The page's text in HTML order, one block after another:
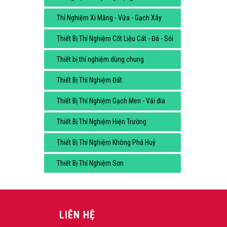
Thí Nghiệm Xi Măng - Vữa - Gạch Xây
Thiết Bị Thí Nghiệm Cốt Liệu Cát - Đá - Sỏi
Thiết bị thí nghiệm dùng chung
Thiết Bị Thí Nghiệm Đất
Thiết Bị Thí Nghiệm Gạch Men - Vải đia
Thiết Bị Thí Nghiệm Hiện Trường
Thiết Bị Thí Nghiệm Không Phá Huỷ
Thiết Bị Thí Nghiệm Sơn
LIÊN HỆ